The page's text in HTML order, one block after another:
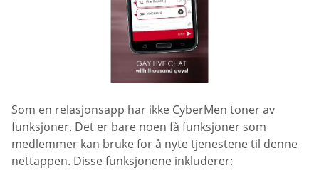
Som en relasjonsapp har ikke CyberMen toner av
funksjoner. Det er bare noen få funksjoner som
medlemmer kan bruke for å nyte tjenestene til denne
nettappen. Disse funksjonene inkluderer: